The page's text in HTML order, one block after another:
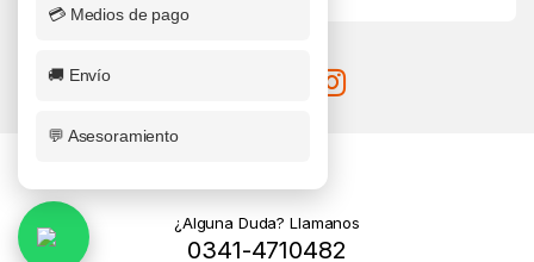
¿Alguna Duda? Llamanos
0341-4710482
💳 Medios de pago
🚚 Envío
💬 Asesoramiento